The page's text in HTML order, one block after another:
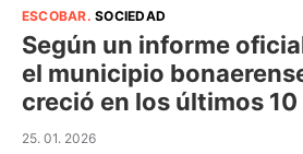
ESCOBAR.SOCIEDAD
Según un informe
el municipio
creció en los últimos 10
25. 01. 2026